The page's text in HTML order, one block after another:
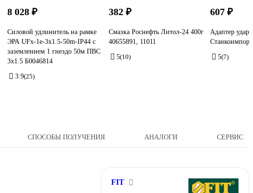
8 028 ₽
Силовой удлинитель на рамке
ЭРА UFx-1e-3x1.5-50m-IP44 с
заземлением 1 гнездо 50м ПВС
3х1.5 Б0046814
3.9(25)
382 ₽
Смазка Роснефть Литол-24 400г
40655891, 11011
5(10)
607 ₽
Адаптер
5(7)
СПОСОБЫ ПОЛУЧЕНИЯ АНАЛОГИ СЕРВИС
FIT